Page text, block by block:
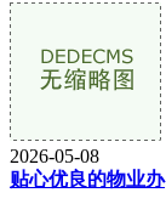
2026-05-08
贴心优良的物业办